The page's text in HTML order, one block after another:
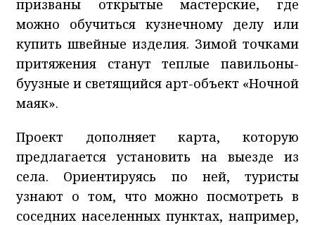
призваны открытые мастерские, где
можно обучиться кузнечному делу или
купить швейные изделия. Зимой точками
притяжения станут теплые павильоны-
буузные и светящийся арт-объект «Ночной
маяк».
Проект дополняет карта, которую
предлагается установить на выезде из
села. Ориентируясь по ней, туристы
узнают о том, что можно посмотреть в
соседних населенных пунктах, например,